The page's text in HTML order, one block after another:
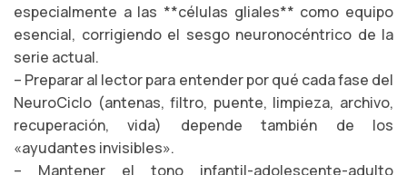
especialmente a las **células gliales** como equipo
esencial, corrigiendo el sesgo neuronocéntrico de la
serie actual.
– Preparar al lector para entender por qué cada fase del
NeuroCiclo (antenas, filtro, puente, limpieza, archivo,
recuperación, vida) depende también de los
«ayudantes invisibles».
– Mantener el tono infantil-adolescente-adulto